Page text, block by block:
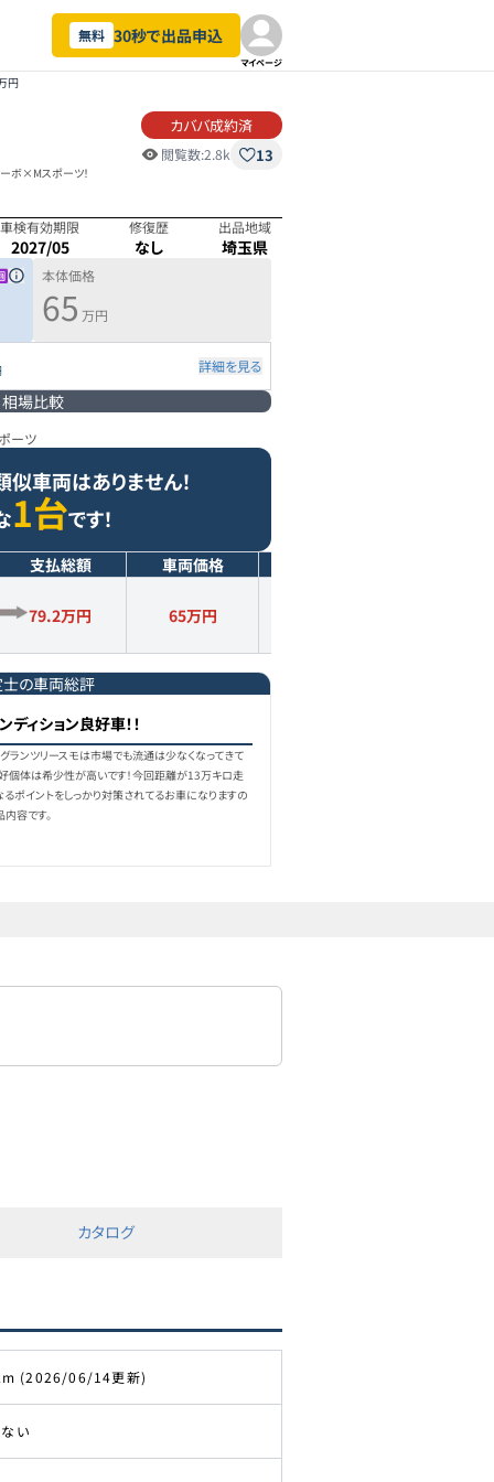
無料 30秒で出品申込
マイページ
円
ボ×Mスポーツ！
カババ成約済
閲覧数:2.8k 13
車検有効期限
2027/05
修復歴
なし
出品地域
埼玉県
本体価格
65 万円
詳細を見る
相場比較
ーツ
車両はありません！
1台です！
支払総額 車両価格
79.2万円 65万円
の車両総評
ィション良好車！！
ランツリースモは市場でも流通は少なくなってきて
好個体は希少性が高いです！今回距離が13万キロ走
るポイントをしっかり対策されてるお車になりますの
容です。
カタログ
(2026/06/14更新)
い